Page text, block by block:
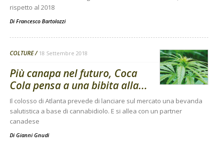
rispetto al 2018
Di Francesco Bartolozzi
COLTURE 18 Settembre 2018
Più canapa nel futuro, Coca
Cola pensa a una bibita alla...
Il colosso di Atlanta prevede di lanciare sul mercato una bevanda
salutistica a base di cannabidiolo. E si allea con un partner
canadese
Di Gianni Gnudi